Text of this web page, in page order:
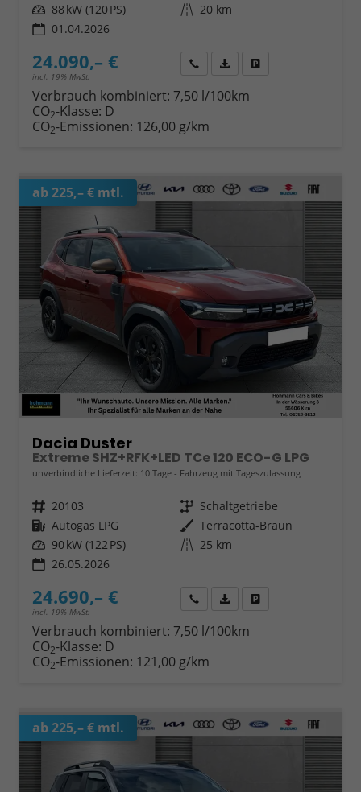
Leistung 88 kW (120 PS) Kilometerstand 20 km
01.04.2026
24.090,– €
incl. 19% MwSt.
Wir rufen Sie anFahrzeugexposé (PDF)
Verbrauch kombiniert: 7,50 l/100km
CO2-Klasse: D
CO2-Emissionen: 126,00 g/km
ab 225,– € mtl.
Dacia Duster
Extreme SHZ+RFK+LED TCe 120 ECO-G LPG
unverbindliche Lieferzeit: 10 Tage Fahrzeug mit Tageszulassung
Fahrzeugnr. 20103 Getriebe Schaltgetriebe
Kraftstoff Autogas LPG Außenfarbe Terracotta-Braun
Leistung 90 kW (122 PS) Kilometerstand 25 km
26.05.2026
24.690,– €
incl. 19% MwSt.
Wir rufen Sie anFahrzeugexposé (PDF)
Verbrauch kombiniert: 7,50 l/100km
CO2-Klasse: D
CO2-Emissionen: 121,00 g/km
ab 225,– € mtl.